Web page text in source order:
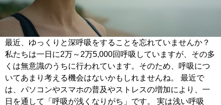
最近、ゆっくりと深呼吸をすることを忘れていませんか？
私たちは一日に2万～2万5,000回呼吸していますが、その多
くは無意識のうちに行われています。そのため、呼吸につ
いてあまり考える機会はないかもしれませんね。 最近で
は、パソコンやスマホの普及やストレスの増加により、一
日を通して「呼吸が浅くなりがち」です。
実は浅い呼吸